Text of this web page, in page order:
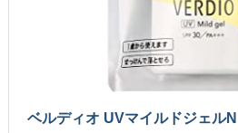
ベルディオ UVマイルドジェル